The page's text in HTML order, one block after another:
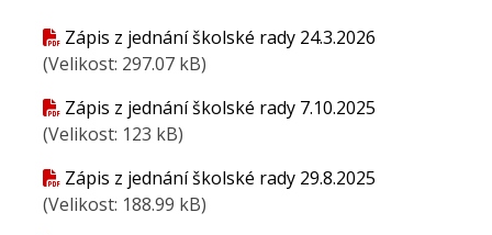
Zápis z jednání školské rady 24.3.2026
(Velikost: 297.07 kB)
Zápis z jednání školské rady 7.10.2025
(Velikost: 123 kB)
Zápis z jednání školské rady 29.8.2025
(Velikost: 188.99 kB)